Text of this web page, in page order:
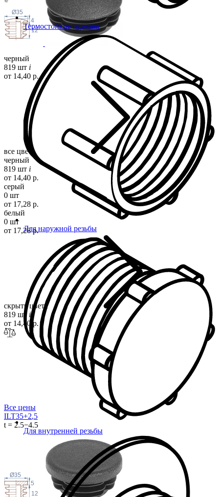
Термостойкие изделия
Для наружной резьбы
Для внутренней резьбы
Ø35
12
4
черный
819 шт i
от 14,40 р.
все цвета
черный
819 шт i
от 14,40 р.
серый
0 шт
от 17,28 р.
белый
0 шт
от 17,28 р.
скрыть цвета
819 шт i
от 14,40 р.
Все цены
ILT35+2,5
t = 2.5−4.5
5
12
Ø35